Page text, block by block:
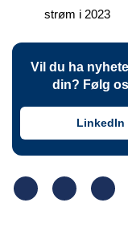
strøm i 2023
Vil du ha
din? Følg
LinkedIn